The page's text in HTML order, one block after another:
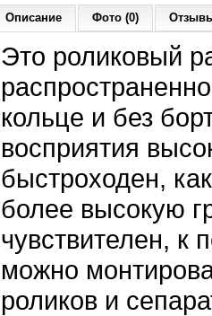
Описание Фото (0)
Это роликовый
кольце и без
восприятия
быстроходен,
более высокую
чувствителен, к
можно
роликов и